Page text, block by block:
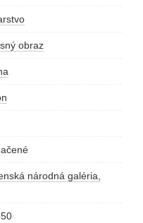
obraz
národná galéria,